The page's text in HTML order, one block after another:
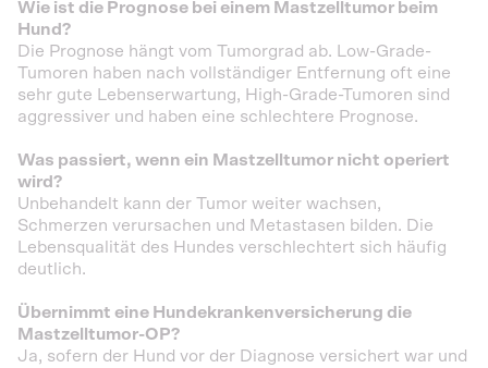
Wie ist die Prognose bei einem Mastzelltumor beim
Hund?
Die Prognose hängt vom Tumorgrad ab. Low-Grade-
Tumoren haben nach vollständiger Entfernung oft eine
sehr gute Lebenserwartung, High-Grade-Tumoren sind
aggressiver und haben eine schlechtere Prognose.
Was passiert, wenn ein Mastzelltumor nicht operiert
wird?
Unbehandelt kann der Tumor weiter wachsen,
Schmerzen verursachen und Metastasen bilden. Die
Lebensqualität des Hundes verschlechtert sich häufig
deutlich.
Übernimmt eine Hundekrankenversicherung die
Mastzelltumor-OP?
Ja, sofern der Hund vor der Diagnose versichert war und